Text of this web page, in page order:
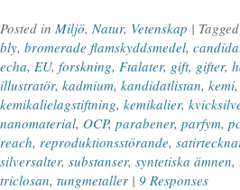
Posted in Miljö, Natur, Vetenskap | Tagged
bly, bromerade flamskyddsmedel,
echa, EU, forskning, Ftalater, gift, gifter,
illustratör, kadmium, kandidatlistan, kemi,
kemikalielagstiftning, kemikalier,
nanomaterial, OCP, parabener, parfym,
reach, reproduktionsstörande,
silversalter, substanser, syntetiska ämnen,
triclosan, tungmetaller | 9 Responses